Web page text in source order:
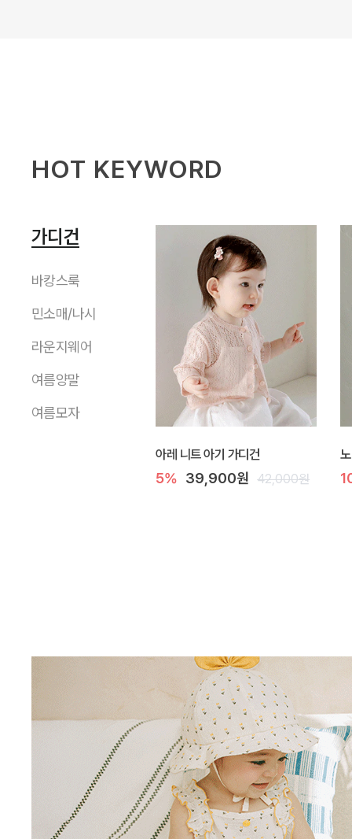
HOT KEYWORD
가디건
바캉스룩
민소매/나시
라운지웨어
여름양말
여름모자
아레 니트 아기 가디건
5% 39,900원 42,000원